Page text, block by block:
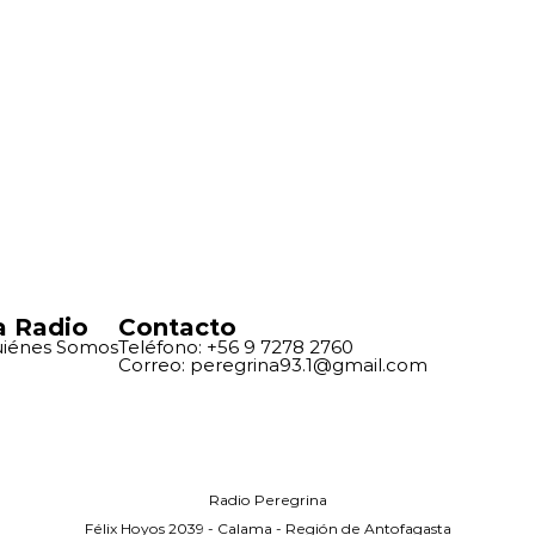
Radio
Somos
Contacto
Teléfono: +56 9 7278 2760
Correo: peregrina93.1@gmail.com
Radio Peregrina
Félix Hoyos 2039 - Calama - Región de Antofagasta